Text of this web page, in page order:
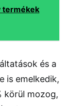
termékek
és a
is emelkedik,
körül mozog,